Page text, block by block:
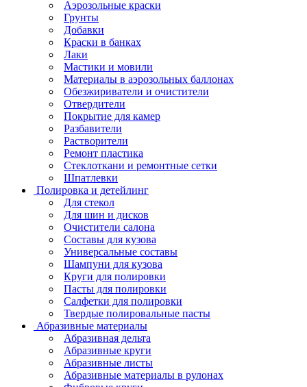
Аэрозольные краски
Грунты
Добавки
Краски в банках
Лаки
Мастики и мовили
Материалы в аэрозольных баллонах
Обезжириватели и очистители
Отвердители
Покрытие для камер
Разбавители
Растворители
Ремонт пластика
Стеклоткани и ремонтные сетки
Шпатлевки
Полировка и детейлинг
Для стекол
Для шин и дисков
Очистители салона
Составы для кузова
Универсальные составы
Шампуни для кузова
Круги для полировки
Пасты для полировки
Салфетки для полировки
Твердые полировальные пасты
Абразивные материалы
Абразивная дельта
Абразивные круги
Абразивные листы
Абразивные материалы в рулонах